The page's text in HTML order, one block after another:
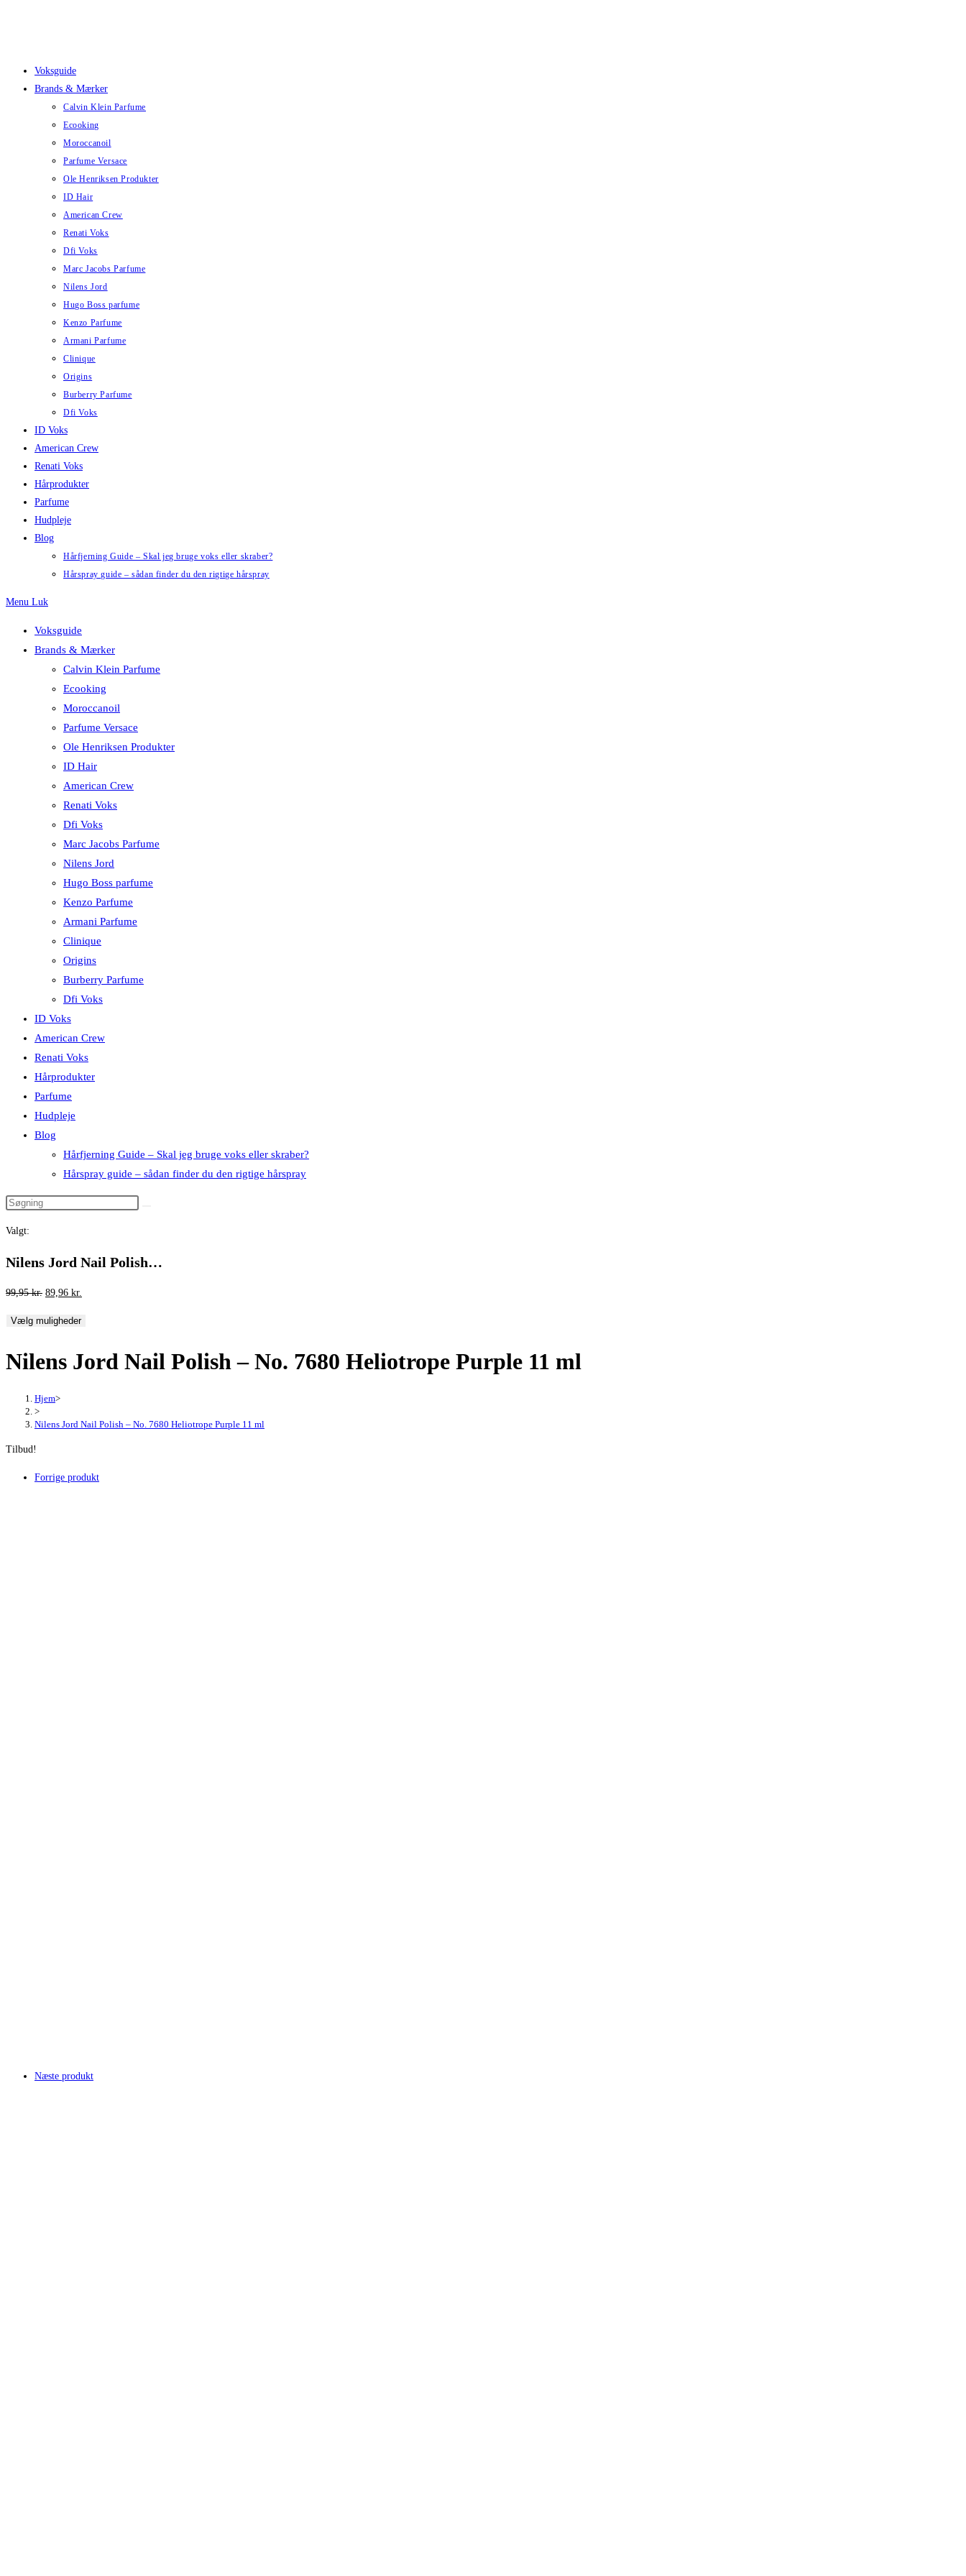
Voksguide
Brands & Mærker
Calvin Klein Parfume
Ecooking
Moroccanoil
Parfume Versace
Ole Henriksen Produkter
ID Hair
American Crew
Renati Voks
Dfi Voks
Marc Jacobs Parfume
Nilens Jord
Hugo Boss parfume
Kenzo Parfume
Armani Parfume
Clinique
Origins
Burberry Parfume
Dfi Voks
ID Voks
American Crew
Renati Voks
Hårprodukter
Parfume
Hudpleje
Blog
Hårfjerning Guide – Skal jeg bruge voks eller skraber?
Hårspray guide – sådan finder du den rigtige hårspray
Menu Luk
Voksguide
Brands & Mærker
Calvin Klein Parfume
Ecooking
Moroccanoil
Parfume Versace
Ole Henriksen Produkter
ID Hair
American Crew
Renati Voks
Dfi Voks
Marc Jacobs Parfume
Nilens Jord
Hugo Boss parfume
Kenzo Parfume
Armani Parfume
Clinique
Origins
Burberry Parfume
Dfi Voks
ID Voks
American Crew
Renati Voks
Hårprodukter
Parfume
Hudpleje
Blog
Hårfjerning Guide – Skal jeg bruge voks eller skraber?
Hårspray guide – sådan finder du den rigtige hårspray
Valgt:
Nilens Jord Nail Polish…
99,95kr. Den
pris
99,95 kr..
89,96 kr.
89,96 kr..
Vælg muligheder
Nilens Jord Nail Polish – No. 7680 Heliotrope Purple 11 ml
Hjem>
>
Nilens Jord Nail Polish – No. 7680 Heliotrope Purple 11 ml
Tilbud!
Forrige produkt
Næste produkt